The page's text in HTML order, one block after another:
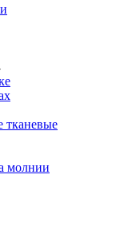
тканевые
молнии